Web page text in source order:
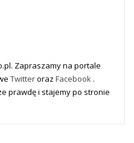
Zapraszamy na portale
Twitteroraz Facebook .
prawdę i stajemy po stronie